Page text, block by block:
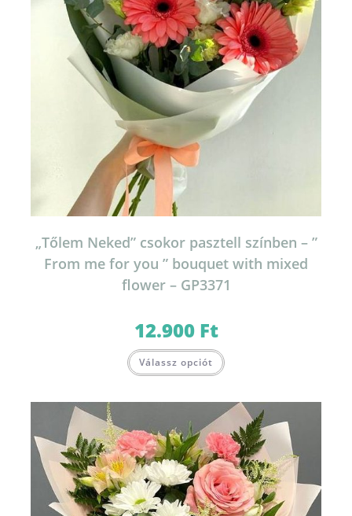
„Tőlem Neked” csokor pasztell színben – ”
From me for you ” bouquet with mixed
flower – GP3371
12.900 Ft
Válassz opciót